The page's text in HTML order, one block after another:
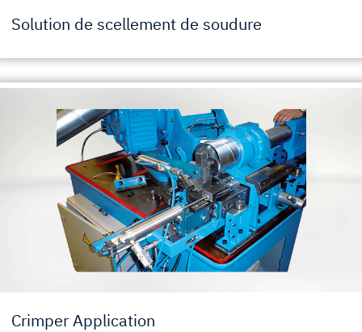
Solution de scellement de soudure
Crimper Application